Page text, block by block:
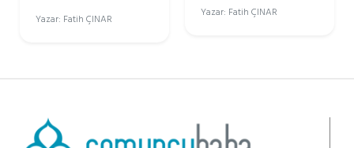
Yazar: Fatih ÇINAR
Yazar: Fatih ÇINAR